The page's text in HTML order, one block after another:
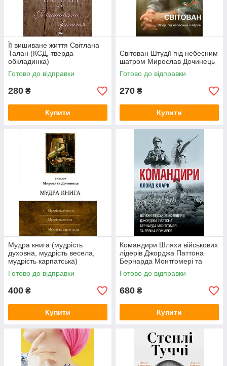
Її вишиване життя Світлана
Талан (КСД, тверда
обкладинка)
Готово до відправки
280 ₴
Купити
Світован Штудії під небесним
шатром Мирослав Дочинець
Готово до відправки
270 ₴
Купити
Мудра книга (мудрість
духовна, мудрість весела,
мудрість карпатська)
Мирослав Дочинець
Готово до відправки
400 ₴
Купити
Командири Шляхи військових
лідерів Джорджа Паттона
Бернарда Монтгомері та
Ервіна Роммеля Ллойд Кларк
(SP, тверда обкладинка)
Готово до відправки
680 ₴
Купити